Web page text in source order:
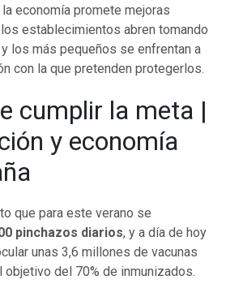
la economía promete mejoras
establecimientos abren tomando
los más pequeños se enfrentan a
con la que pretenden protegerlos.
cumplir la meta |
y economía
que para este verano se
pinchazos diarios, y a día de hoy
unas 3,6 millones de vacunas
objetivo del 70% de inmunizados.